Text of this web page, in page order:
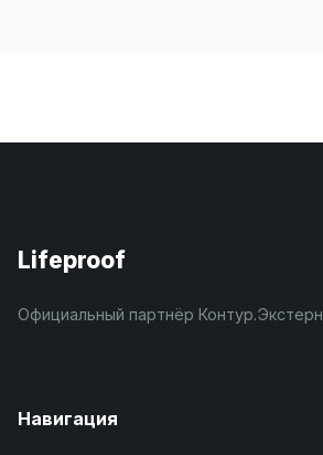
Lifeproof
Официальный партнёр Контур.Экстерн
Навигация